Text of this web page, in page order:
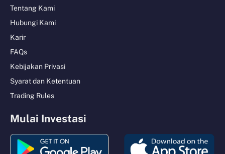
Tentang Kami
Hubungi Kami
Karir
FAQs
Kebijakan Privasi
Syarat dan Ketentuan
Trading Rules
Mulai Investasi